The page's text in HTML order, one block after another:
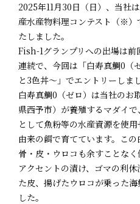
2025年11月30日（日）、当社
産水産物料理コンテスト（※）
たしました。
Fish-1グランプリへの出場は
連続で、今回は「白寿真鯛0（
と3色丼～」でエントリーしま
白寿真鯛0（ゼロ）は当社のお
県西予市）が養殖するマダイ
として魚粉等の水産資源を使
由来の餌で育てています。この
骨・皮・ウロコも余すことな
アクセントの漬け、ゴマの利
た皮、揚げたウロコが乗った
した。